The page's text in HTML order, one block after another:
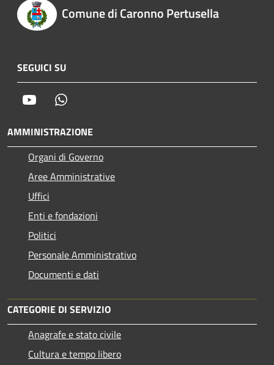
Comune di Caronno Pertusella
SEGUICI SU
Youtube
AMMINISTRAZIONE
Organi di Governo
Aree Amministrative
Uffici
Enti e fondazioni
Politici
Personale Amministrativo
Documenti e dati
CATEGORIE DI SERVIZIO
Anagrafe e stato civile
Cultura e tempo libero